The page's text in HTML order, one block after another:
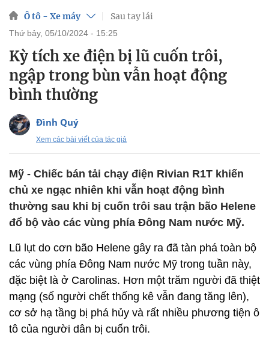
Ô tô - Xe máy Sau tay lái
thứ bảy, 05/10/2024 - 15:25
Kỳ tích xe điện bị lũ cuốn trôi,
ngập trong bùn vẫn hoạt động
bình thường
Đình Quý
Xem các bài viết của tác giả
Mỹ - Chiếc bán tải chạy điện Rivian R1T khiến
chủ xe ngạc nhiên khi vẫn hoạt động bình
thường sau khi bị cuốn trôi sau trận bão Helene
đổ bộ vào các vùng phía Đông Nam nước Mỹ.
Lũ lụt do cơn bão Helene gây ra đã tàn phá toàn bộ
các vùng phía Đông Nam nước Mỹ trong tuần này,
đặc biệt là ở Carolinas. Hơn một trăm người đã thiệt
mạng (số người chết thống kê vẫn đang tăng lên),
cơ sở hạ tầng bị phá hủy và rất nhiều phương tiện ô
tô của người dân bị cuốn trôi.